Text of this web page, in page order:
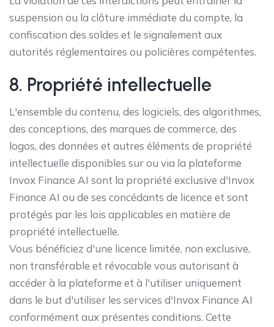
suspension ou la clôture immédiate du compte, la
confiscation des soldes et le signalement aux
autorités réglementaires ou policières compétentes.
8. Propriété intellectuelle
L'ensemble du contenu, des logiciels, des algorithmes,
des conceptions, des marques de commerce, des
logos, des données et autres éléments de propriété
intellectuelle disponibles sur ou via la plateforme
Invox Finance AI sont la propriété exclusive d'Invox
Finance AI ou de ses concédants de licence et sont
protégés par les lois applicables en matière de
propriété intellectuelle.
Vous bénéficiez d'une licence limitée, non exclusive,
non transférable et révocable vous autorisant à
accéder à la plateforme et à l'utiliser uniquement
dans le but d'utiliser les services d'Invox Finance AI
conformément aux présentes conditions. Cette